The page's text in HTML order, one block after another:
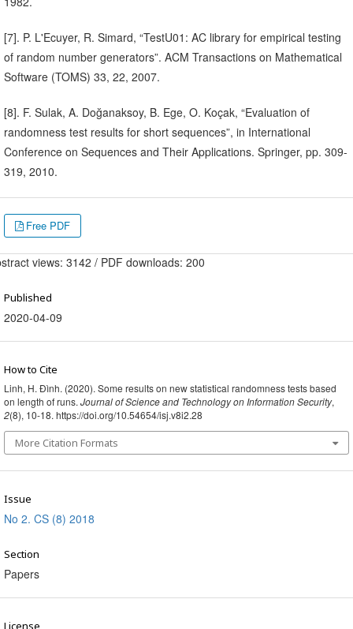
[7]. P. L'Ecuyer, R. Simard, “TestU01: AC library for empirical testing
of random number generators”. ACM Transactions on Mathematical
Software (TOMS) 33, 22, 2007.
[8]. F. Sulak, A. Doğanaksoy, B. Ege, O. Koçak, “Evaluation of
randomness test results for short sequences”, in International
Conference on Sequences and Their Applications. Springer, pp. 309-
319, 2010.
Free PDF
views: 3142 / PDF downloads: 200
Published
2020-04-09
How to Cite
Linh, H. Đình. (2020). Some results on new statistical randomness tests based
on length of runs. Journal of Science and Technology on Information Security,
2(8), 10-18. https://doi.org/10.54654/isj.v8i2.28
More Citation Formats
Issue
No 2. CS (8) 2018
Section
Papers
License